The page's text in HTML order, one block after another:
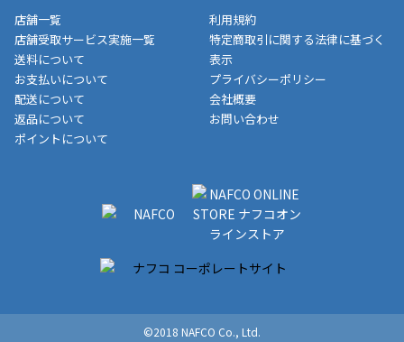
■商品によっては一部決済方法が使用できない場合がございま
す。
メーカー直送品など一部商品については、その他商品との購入に
制限がかかる場合がございます。また発送日についても、通常と
異なる場合がございます。対象商品の説明ページをご確認くださ
い。
■店舗受取をご選択いただいた場合
ご注文が確認出来次第、お受取される店舗在庫を使用してご準備
をさせていただきます。店舗に在庫がない場合は店舗よりお取り
いただく場合がございます。店舗準備でのお渡しとなる為、商品
のみの受け渡しとなります。（箱や納品書は付属しておりませ
ん）店舗で準備が出来次第、メールにてご連絡させていただきま
店舗一覧
店舗受取サービス実施一覧
送料について
お支払いについて
配送について
返品について
ポイントについて
利用規約
特定商取引に関する法律に基づく
表示
プライバシーポリシー
会社概要
お問い合わせ
©2018 NAFCO Co., Ltd.